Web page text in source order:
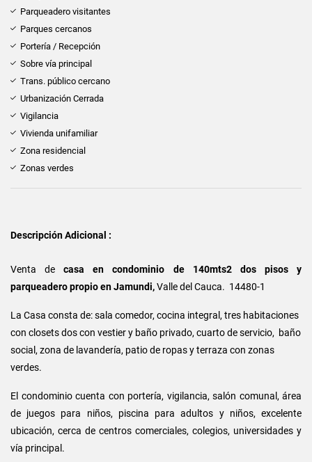
Parqueadero visitantes
Parques cercanos
Portería / Recepción
Sobre vía principal
Trans. público cercano
Urbanización Cerrada
Vigilancia
Vivienda unifamiliar
Zona residencial
Zonas verdes
Descripción Adicional :
Venta decasa en condominio de 140mts2 dos pisos y
parqueadero propio en Jamundi,Valle del Cauca. 14480-1
La Casa consta de: sala comedor, cocina integral, tres habitaciones
con closets dos con vestier y baño privado, cuarto de servicio, baño
social, zona de lavandería, patio de ropas y terraza con zonas
verdes.
El condominio cuenta con portería, vigilancia, salón comunal, área
de juegos para niños, piscina para adultos y niños, excelente
ubicación, cerca de centros comerciales, colegios, universidades y
vía principal.